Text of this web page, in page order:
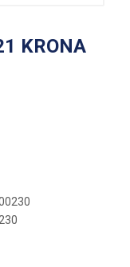
KRONA